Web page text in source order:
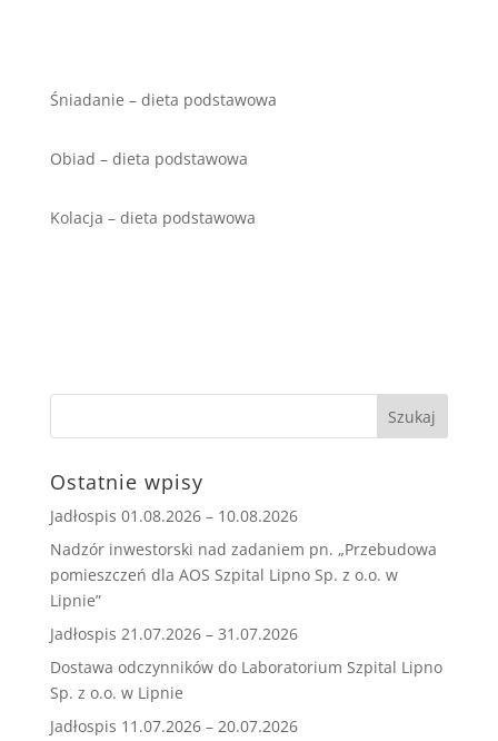
Śniadanie – dieta podstawowa
Obiad – dieta podstawowa
Kolacja – dieta podstawowa
Ostatnie wpisy
Jadłospis 01.08.2026 – 10.08.2026
Nadzór inwestorski nad zadaniem pn. „Przebudowa
pomieszczeń dla AOS Szpital Lipno Sp. z o.o. w
Lipnie”
Jadłospis 21.07.2026 – 31.07.2026
Dostawa odczynników do Laboratorium Szpital Lipno
Sp. z o.o. w Lipnie
Jadłospis 11.07.2026 – 20.07.2026